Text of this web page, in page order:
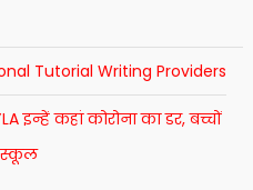
Tutorial Writing Providers
इन्हें कहां कोरोना का डर, बच्चों
स्कूल